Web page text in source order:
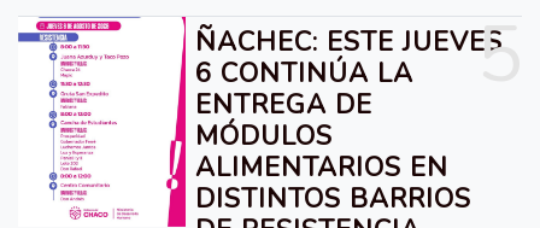
5
ÑACHEC: ESTE JUEVES
6 CONTINÚA LA
ENTREGA DE
MÓDULOS
ALIMENTARIOS EN
DISTINTOS BARRIOS